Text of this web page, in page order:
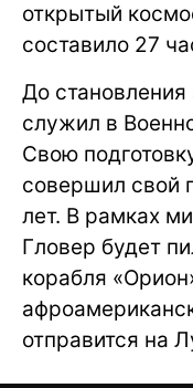
открытый
составило 27
До становления
служил в
Свою
совершил свой
лет. В рамках
Гловер будет
корабля
отправится на